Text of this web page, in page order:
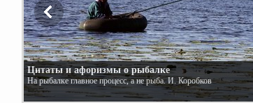
Цитаты и афоризмы о рыбалке
На рыбалке главное процесс, а не рыба. И. Коробков